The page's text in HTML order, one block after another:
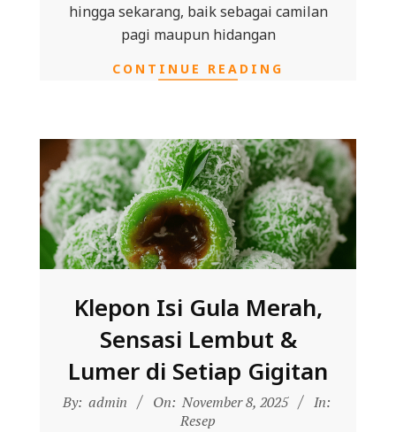
hingga sekarang, baik sebagai camilan
pagi maupun hidangan
CONTINUE READING
Klepon Isi Gula Merah,
Sensasi Lembut &
Lumer di Setiap Gigitan
2025-
By: admin On: November 8, 2025
In:
Resep